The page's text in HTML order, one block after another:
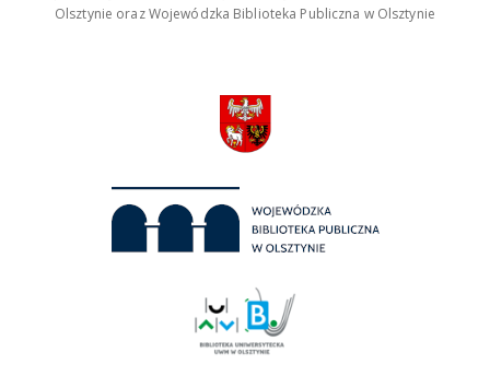
Olsztynie oraz Wojewódzka Biblioteka Publiczna w Olsztynie